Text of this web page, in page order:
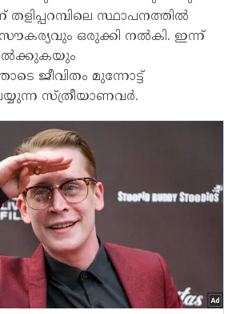
തളിപ്പറമ്പിലെ സ്ഥാപനത്തിൽ
ഒരുക്കി നൽകി. ഇന്ന്
ജീവിതം മുന്നോട്ട്
സ്ത്രീയാണവർ.